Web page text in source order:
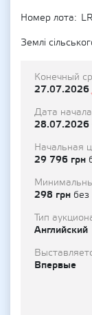
Номер лота
Землі
Конечный
27.07.2026
Дата
28.07.2026
Начальная
29 796 грн
298 грн
Тип
Английский
Впервые